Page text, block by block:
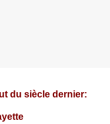
du siècle dernier: